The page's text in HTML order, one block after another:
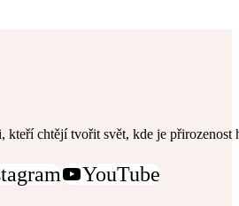
chtějí tvořit svět, kde je přirozenost
YouTube